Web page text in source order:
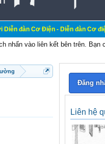
Cơ Điện - Diễn đàn Cơ điện là
nhấn vào liên kết bên trên. Bạn
Đăng
Liên hệ